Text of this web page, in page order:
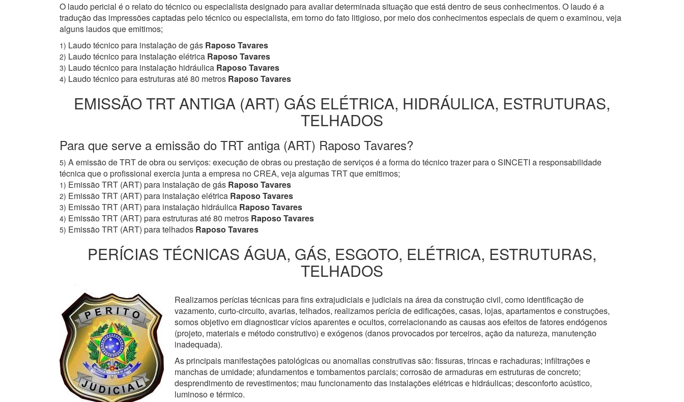
O laudo pericial é o relato do técnico ou especialista designado para avaliar determinada situação que está dentro de seus conhecimentos. O laudo é a
tradução das impressões captadas pelo técnico ou especialista, em torno do fato litigioso, por meio dos conhecimentos especiais de quem o examinou, veja
alguns laudos que emitimos;
1) Laudo técnico para instalação de gás Raposo Tavares
2) Laudo técnico para instalação elétrica Raposo Tavares
3) Laudo técnico para instalação hidráulica Raposo Tavares
4) Laudo técnico para estruturas até 80 metros Raposo Tavares
EMISSÃO TRT ANTIGA (ART) GÁS ELÉTRICA, HIDRÁULICA, ESTRUTURAS,
TELHADOS
Para que serve a emissão do TRT antiga (ART) Raposo Tavares?
5) A emissão de TRT de obra ou serviços: execução de obras ou prestação de serviços é a forma do técnico trazer para o SINCETI a responsabilidade
técnica que o profissional exercia junta a empresa no CREA, veja algumas TRT que emitimos;
1) Emissão TRT (ART) para instalação de gás Raposo Tavares
2) Emissão TRT (ART) para instalação elétrica Raposo Tavares
3) Emissão TRT (ART) para instalação hidráulica Raposo Tavares
4) Emissão TRT (ART) para estruturas até 80 metros Raposo Tavares
5) Emissão TRT (ART) para telhados Raposo Tavares
PERÍCIAS TÉCNICAS ÁGUA, GÁS, ESGOTO, ELÉTRICA, ESTRUTURAS,
TELHADOS
Realizamos perícias técnicas para fins extrajudiciais e judiciais na área da construção civil, como identificação de
vazamento, curto-circuito, avarias, telhados, realizamos perícia de edificações, casas, lojas, apartamentos e construções,
somos objetivo em diagnosticar vícios aparentes e ocultos, correlacionando as causas aos efeitos de fatores endógenos
(projeto, materiais e método construtivo) e exógenos (danos provocados por terceiros, ação da natureza, manutenção
inadequada).
As principais manifestações patológicas ou anomalias construtivas são: fissuras, trincas e rachaduras; infiltrações e
manchas de umidade; afundamentos e tombamentos parciais; corrosão de armaduras em estruturas de concreto;
desprendimento de revestimentos; mau funcionamento das instalações elétricas e hidráulicas; desconforto acústico,
luminoso e térmico.